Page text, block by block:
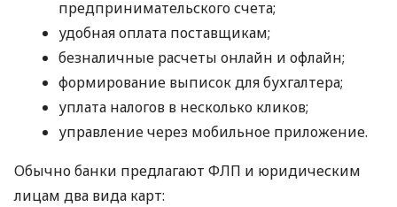
предпринимательского счета;
удобная оплата поставщикам;
безналичные расчеты онлайн и офлайн;
формирование выписок для бухгалтера;
уплата налогов в несколько кликов;
управление через мобильное приложение.
Обычно банки предлагают ФЛП и юридическим
лицам два вида карт: